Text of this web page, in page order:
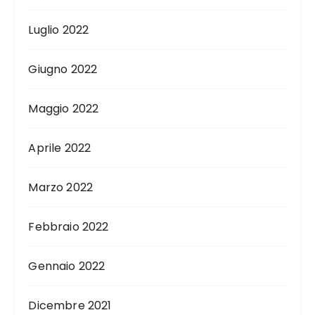
Luglio 2022
Giugno 2022
Maggio 2022
Aprile 2022
Marzo 2022
Febbraio 2022
Gennaio 2022
Dicembre 2021